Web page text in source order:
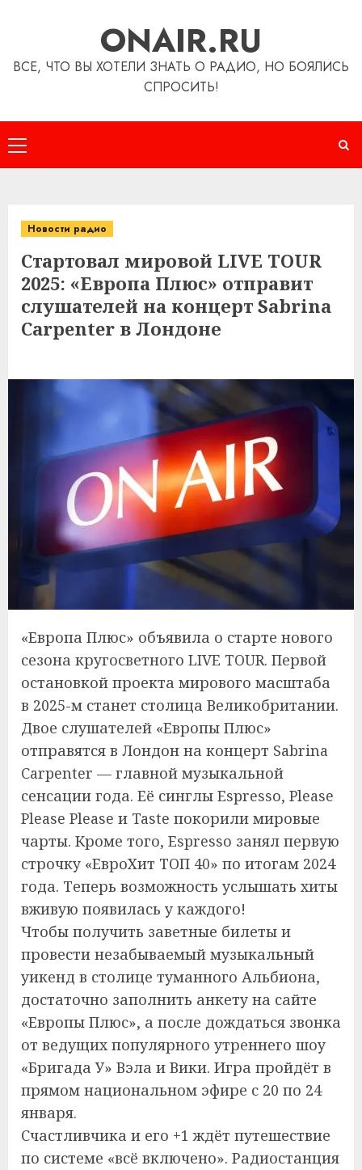
ONAIR.RU
ВСЕ, ЧТО ВЫ ХОТЕЛИ ЗНАТЬ О РАДИО, НО БОЯЛИСЬ
СПРОСИТЬ!
Основное
меню
Новости радио
Стартовал мировой LIVE TOUR
2025: «Европа Плюс» отправит
слушателей на концерт Sabrina
Carpenter в Лондоне
«‎Европа Плюс» объявила о старте нового
сезона кругосветного LIVE TOUR. Первой
остановкой проекта мирового масштаба
в 2025-м станет столица Великобритании.
Двое слушателей «Европы Плюс»
отправятся в Лондон на концерт Sabrina
Carpenter — главной музыкальной
сенсации года. Её синглы Espresso, Please
Please Please и Taste покорили мировые
чарты. Кроме того, Espresso занял первую
строчку «ЕвроХит ТОП 40» по итогам 2024
года. Теперь возможность услышать хиты
вживую появилась у каждого!
Чтобы получить заветные билеты и
провести незабываемый музыкальный
уикенд в столице туманного Альбиона,
достаточно заполнить анкету на сайте
«Европы Плюс», а после дождаться звонка
от ведущих популярного утреннего шоу
«Бригада У» Вэла и Вики. Игра пройдёт в
прямом национальном эфире с 20 по 24
января.
Счастливчика и его +1 ждёт путешествие
по системе «всё включено». Радиостанция